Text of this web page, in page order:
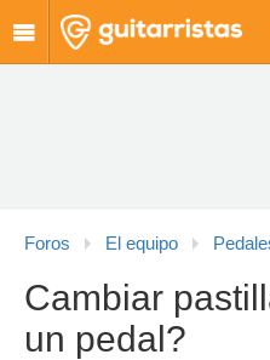
Foros El equipo
Cambiar
un pedal?